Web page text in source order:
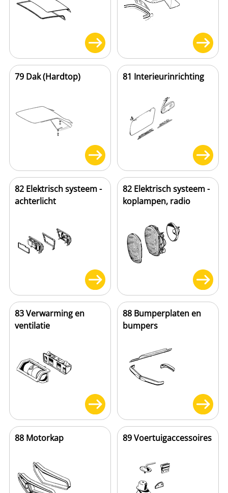
79 Dak (Hardtop) 81 Interieurinrichting
82 Elektrisch systeem -
achterlicht
82 Elektrisch systeem -
koplampen, radio
83 Verwarming en
ventilatie
88 Bumperplaten en
bumpers
88 Motorkap 89 Voertuigaccessoires